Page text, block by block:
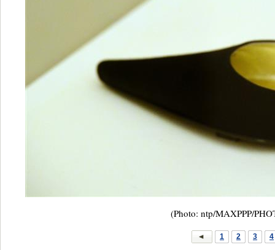
(Photo: ntp/MAXPPP/
1 2 3 4